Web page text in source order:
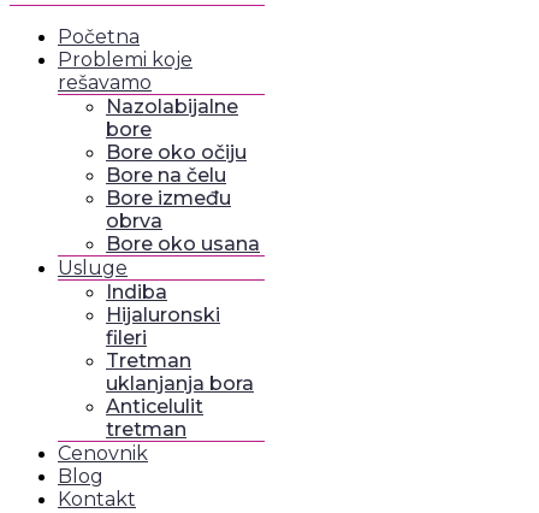
Početna
Problemi koje
rešavamo
Nazolabijalne
bore
Bore oko očiju
Bore na čelu
Bore između
obrva
Bore oko usana
Usluge
Indiba
Hijaluronski
fileri
Tretman
uklanjanja bora
Anticelulit
tretman
Cenovnik
Blog
Kontakt